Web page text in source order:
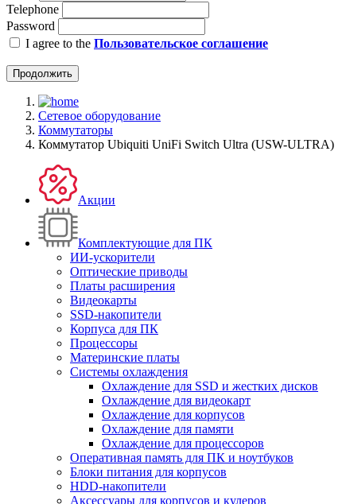
Telephone
Password
I agree to the Пользовательское соглашение
Продолжить
Сетевое оборудование
Коммутаторы
Коммутатор Ubiquiti UniFi Switch Ultra (USW-ULTRA)
Акции
Комплектующие для ПК
ИИ-ускорители
Оптические приводы
Платы расширения
Видеокарты
SSD-накопители
Корпуса для ПК
Процессоры
Материнские платы
Системы охлаждения
Охлаждение для SSD и жестких дисков
Охлаждение для видеокарт
Охлаждение для корпусов
Охлаждение для памяти
Охлаждение для процессоров
Оперативная память для ПК и ноутбуков
Блоки питания для корпусов
HDD-накопители
Аксессуары для корпусов и кулеров